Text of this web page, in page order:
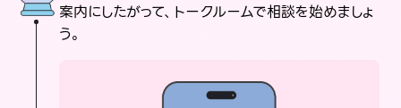
案内にしたがって、トークルームで相談を始めましょ
う。